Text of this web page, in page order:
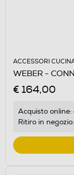
ACCESSORI
WEBER -
€ 164,00
Acquisto online:
Ritiro in negozio: